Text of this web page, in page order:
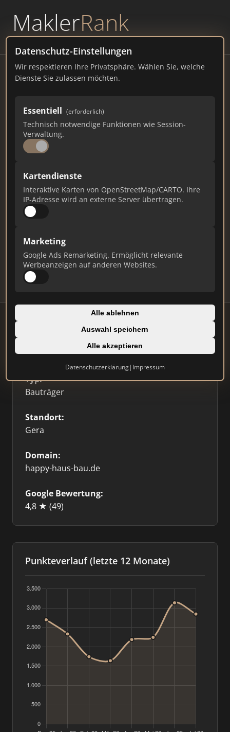
MaklerRank
powered byWAVEPOINT
Datenschutz-Einstellungen
Wir respektieren Ihre Privatsphäre. Wählen Sie, welche
Dienste Sie zulassen möchten.
Essentiell (erforderlich)
Technisch notwendige Funktionen wie Session-
Verwaltung.
Kartendienste
Interaktive Karten von OpenStreetMap/CARTO. Ihre
IP-Adresse wird an externe Server übertragen.
Marketing
Google Ads Remarketing. Ermöglicht relevante
Werbeanzeigen auf anderen Websites.
Alle ablehnen
Auswahl speichern
Alle akzeptieren
Datenschutzerklärung| Impressum
Town & Country Partner - HAPPY
Sorge 42, 07545 Gera
happy-haus-bau.de
2.847
Gesamtpunkte
Ist das Ihr Unternehmen?
Daten und erhalten Sie monatliche Ranking-
Updates.
Profil beanspruchen
⭐ Etabliert
Typ:
Bauträger
Standort:
Gera
Domain:
happy-haus-bau.de
Google Bewertung:
4,8 ★ (49)
Punkteverlauf (letzte 12 Monate)